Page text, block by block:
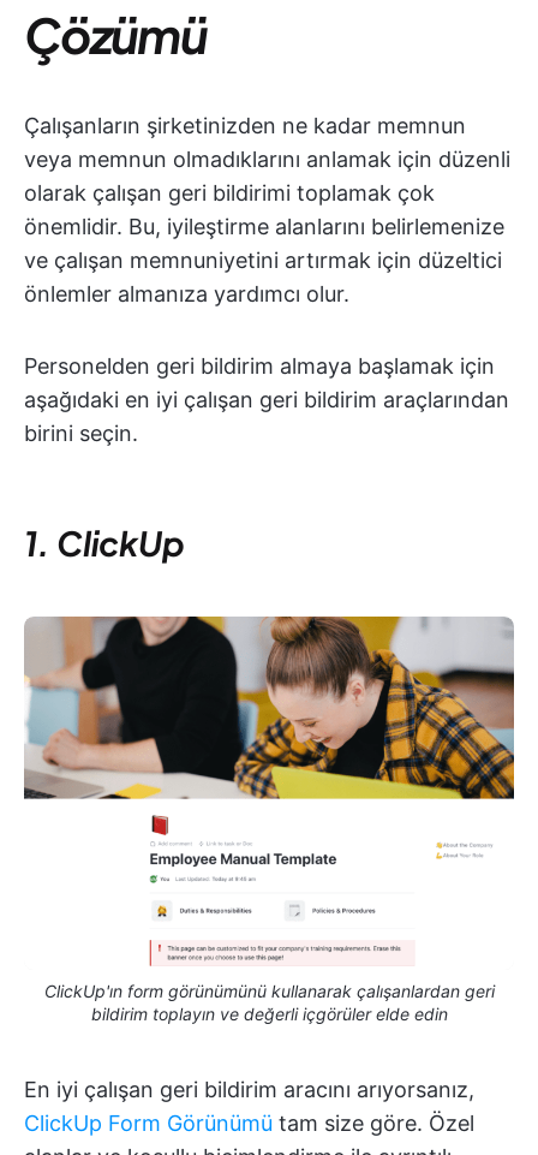
Çözümü
Çalışanların şirketinizden ne kadar memnun
veya memnun olmadıklarını anlamak için düzenli
olarak çalışan geri bildirimi toplamak çok
önemlidir. Bu, iyileştirme alanlarını belirlemenize
ve çalışan memnuniyetini artırmak için düzeltici
önlemler almanıza yardımcı olur.
Personelden geri bildirim almaya başlamak için
aşağıdaki en iyi çalışan geri bildirim araçlarından
birini seçin.
1. ClickUp
ClickUp'ın form görünümünü kullanarak çalışanlardan geri
bildirim toplayın ve değerli içgörüler elde edin
En iyi çalışan geri bildirim aracını arıyorsanız,
ClickUp Form Görünümü tam size göre. Özel